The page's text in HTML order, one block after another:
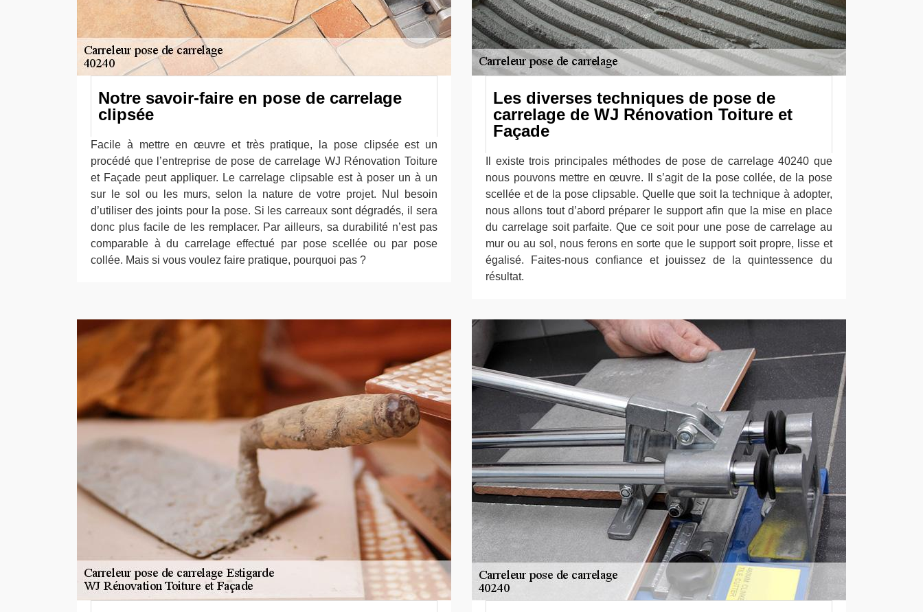
Notre savoir-faire en pose de carrelage
clipsée
Facile à mettre en œuvre et très pratique, la pose clipsée est un
procédé que l’entreprise de pose de carrelage WJ Rénovation Toiture
et Façade peut appliquer. Le carrelage clipsable est à poser un à un
sur le sol ou les murs, selon la nature de votre projet. Nul besoin
d’utiliser des joints pour la pose. Si les carreaux sont dégradés, il sera
donc plus facile de les remplacer. Par ailleurs, sa durabilité n’est pas
comparable à du carrelage effectué par pose scellée ou par pose
collée. Mais si vous voulez faire pratique, pourquoi pas ?
Les diverses techniques de pose de
carrelage de WJ Rénovation Toiture et
Façade
Il existe trois principales méthodes de pose de carrelage 40240 que
nous pouvons mettre en œuvre. Il s’agit de la pose collée, de la pose
scellée et de la pose clipsable. Quelle que soit la technique à adopter,
nous allons tout d’abord préparer le support afin que la mise en place
du carrelage soit parfaite. Que ce soit pour une pose de carrelage au
mur ou au sol, nous ferons en sorte que le support soit propre, lisse et
égalisé. Faites-nous confiance et jouissez de la quintessence du
résultat.